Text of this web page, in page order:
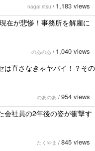
nagai ritsu / 1,183 views
在が悲惨！事務所を解雇に
のあのあ / 1,040 views
は直さなきゃヤバイ！？その
のあのあ / 954 views
会社員の2年後の姿が衝撃す
たくやま / 845 views